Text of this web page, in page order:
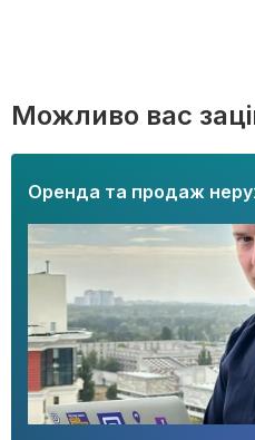
Можливо вас
Оренда та продаж